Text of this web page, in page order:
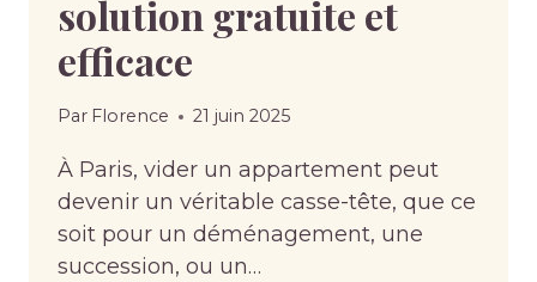
solution gratuite et
efficace
Par Florence 21 juin 2025
À Paris, vider un appartement peut
devenir un véritable casse-tête, que ce
soit pour un déménagement, une
succession, ou un…